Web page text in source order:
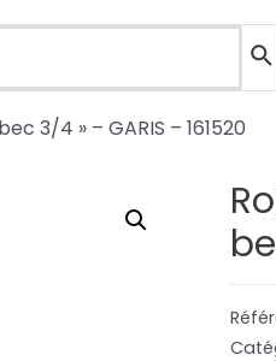
3/4 » – GARIS – 161520